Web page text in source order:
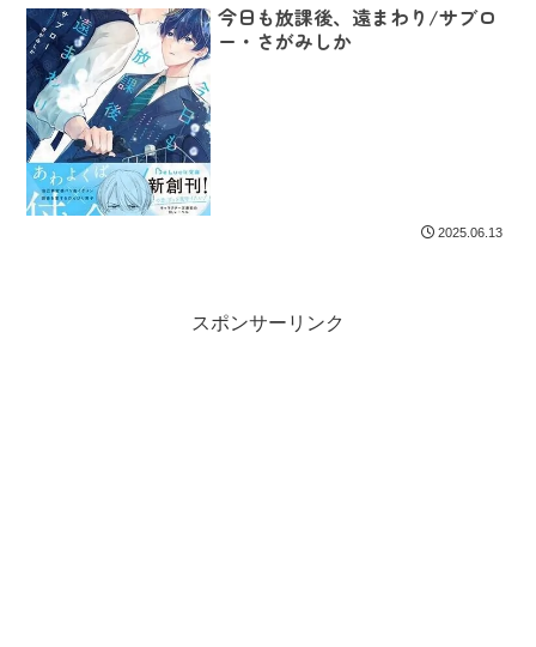
今日も放課後、遠まわり/サブロ
ー・さがみしか
2025.06.13
スポンサーリンク